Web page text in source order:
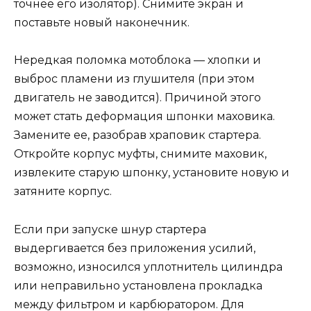
точнее его изолятор). Снимите экран и
поставьте новый наконечник.
Нередкая поломка мотоблока — хлопки и
выброс пламени из глушителя (при этом
двигатель не заводится). Причиной этого
может стать деформация шпонки маховика.
Замените ее, разобрав храповик стартера.
Откройте корпус муфты, снимите маховик,
извлеките старую шпонку, установите новую и
затяните корпус.
Если при запуске шнур стартера
выдергивается без приложения усилий,
возможно, износился уплотнитель цилиндра
или неправильно установлена прокладка
между фильтром и карбюратором. Для